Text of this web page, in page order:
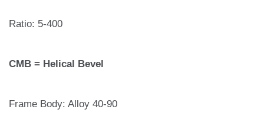
Ratio: 5-400
CMB = Helical Bevel
Frame Body: Alloy 40-90